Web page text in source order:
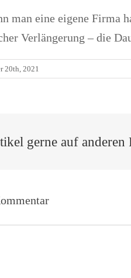
man eine eigene Firma
Verlängerung – die
20th, 2021
gerne auf anderen